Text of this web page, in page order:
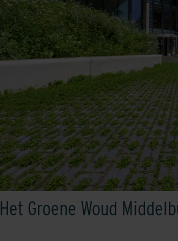
Het Groene Woud